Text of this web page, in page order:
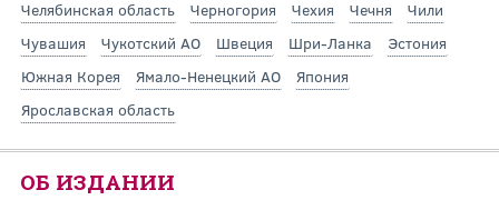
Челябинская область
Черногория Чехия Чечня
Чили
Чувашия
Чукотский АО Швеция Шри-Ланка
Эстония
Южная Корея
Ямало-Ненецкий АО
Япония
Ярославская область
ОБ ИЗДАНИИ